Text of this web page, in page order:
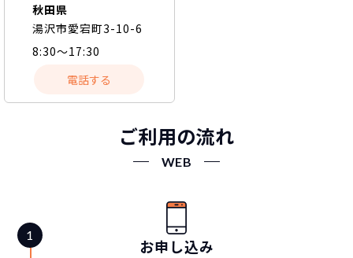
秋田県
湯沢市愛宕町3-10-6
8:30～17:30
電話する
ご利用の流れ
WEB
お申し込み